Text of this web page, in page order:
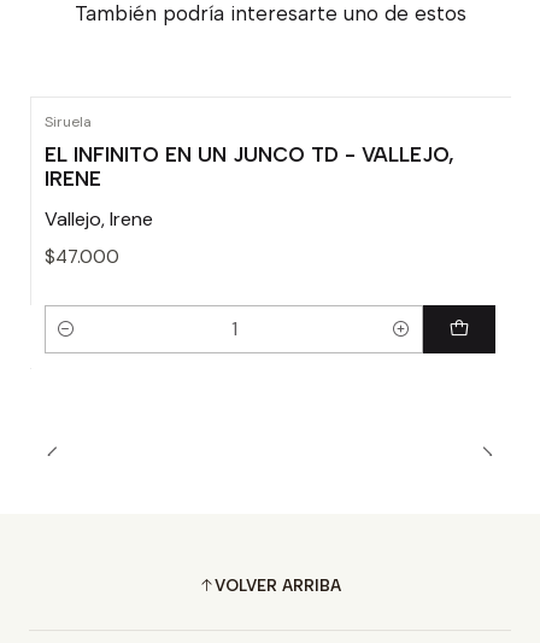
También podría interesarte uno de estos
Siruela
EL INFINITO EN UN JUNCO TD - VALLEJO,
IRENE
Vallejo, Irene
$47.000
Cantidad
VOLVER ARRIBA